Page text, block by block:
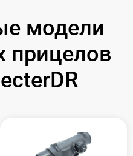
модели
прицелов